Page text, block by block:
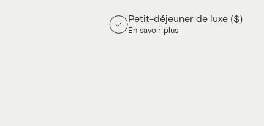
Petit-déjeuner de luxe ($)
En savoir plus